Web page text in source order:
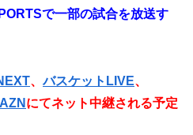
で一部の試合を放送す
、バスケットLIVE、
にてネット中継される予定